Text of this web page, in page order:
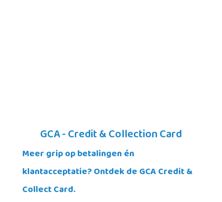
GCA - Credit & Collection Card
Meer grip op betalingen én
klantacceptatie? Ontdek de GCA Credit &
Collect Card.